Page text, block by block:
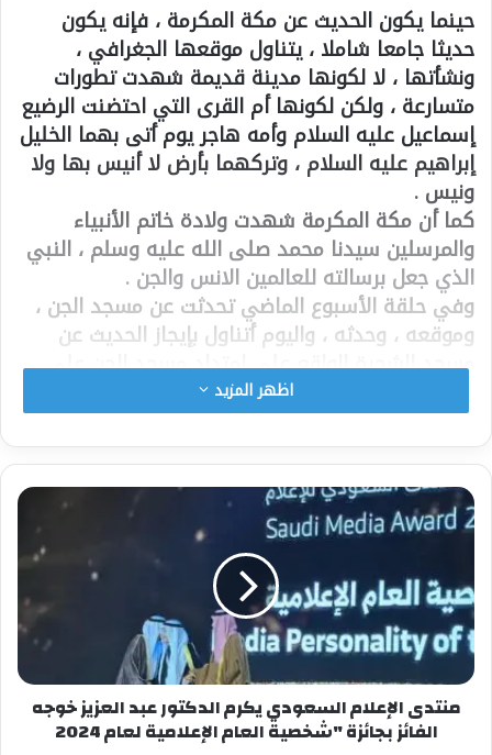
حينما يكون الحديث عن مكة المكرمة ، فإنه يكون
حديثا جامعا شاملا ، يتناول موقعها الجغرافي ،
ونشأتها ، لا لكونها مدينة قديمة شهدت تطورات
متسارعة ، ولكن لكونها أم القرى التي احتضنت الرضيع
إسماعيل عليه السلام وأمه هاجر يوم أتى بهما الخليل
إبراهيم عليه السلام ، وتركهما بأرض لا أنيس بها ولا
ونيس .
كما أن مكة المكرمة شهدت ولادة خاتم الأنبياء
والمرسلين سيدنا محمد صلى الله عليه وسلم ، النبي
الذي جعل برسالته للعالمين الانس والجن .
وفي حلقة الأسبوع الماضي تحدثت عن مسجد الجن ،
وموقعه ، وحدثه ، واليوم أتناول بإيجاز الحديث عن
مسجد الشجرة الواقع على امتداد مسجد الجن على
الناحية الجنوبية ، ويبعد عن المسجد الحرام بنحو
خمسمائة متر ، وهو بمحاذاة مسجد الجن ، وقريب من
مدخل مقبرة المعلاة من جهة الغزة .
أما سبب تسميته بمسجد الشجرة فروي عن الرسول
صلى الله عليه وسلم ، أنه كان بالحجون فرد عليه
المشركون فقال: اللهم أرني آية اليوم لا أبالي من
كذبني بعدها فأتي فقيل: ادع شجرة فأقبلت تخط
الأرض حتى انتهت إليه فسلمت عليه صلى الله عليه
وسلم ثم أمرها فرجعت إلى موضعها.
ومن هنا جاءت تسمية المسجد بهذا الاسم ، ولازال
موجودا في موقعه ، غير أنه يعرف حاليا لدى أهالي
مكة المكرمة ، باسم مسجد الجندراوي ، وتم إدخال
البناء الحديث عليه .
اظهر المزيد
منتدى الإعلام السعودي يكرم الدكتور عبد العزيز خوجه
الفائز بجائزة "شخصية العام الإعلامية لعام 2024